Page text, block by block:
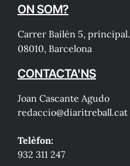
ON SOM?
Carrer Bailén 5, principal.
08010, Barcelona
CONTACTA'NS
Joan Cascante Agudo
redaccio@diaritreball.cat
Telèfon:
932 311 247